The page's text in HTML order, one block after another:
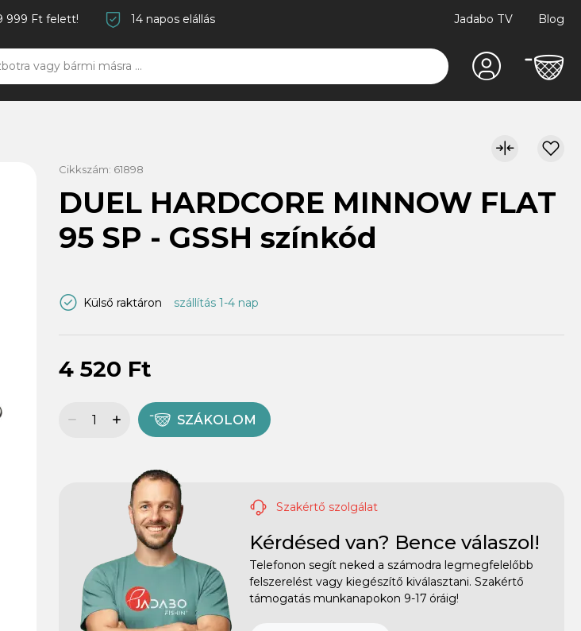
999 Ft felett! 14 napos elállás Jadabo TV Blog
Cikkszám: 61898
DUEL HARDCORE MINNOW FLAT
95 SP - GSSH színkód
Külső raktáron szállítás 1-4 nap
4 520 Ft
SZÁKOLOM
Szakértő szolgálat
Kérdésed van? Bence válaszol!
Telefonon segít neked a számodra legmegfelelőbb
felszerelést vagy kiegészítő kiválasztani. Szakértő
támogatás munkanapokon 9-17 óráig!